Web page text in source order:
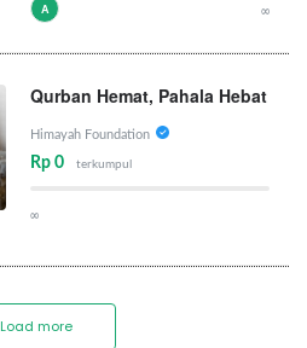
A ∞
Qurban Hemat, Pahala Hebat
Himayah Foundation
Rp 0 terkumpul
∞
Load more